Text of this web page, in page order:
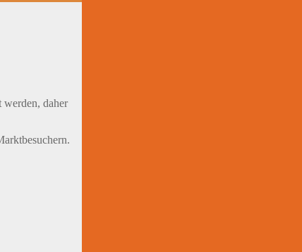
daher